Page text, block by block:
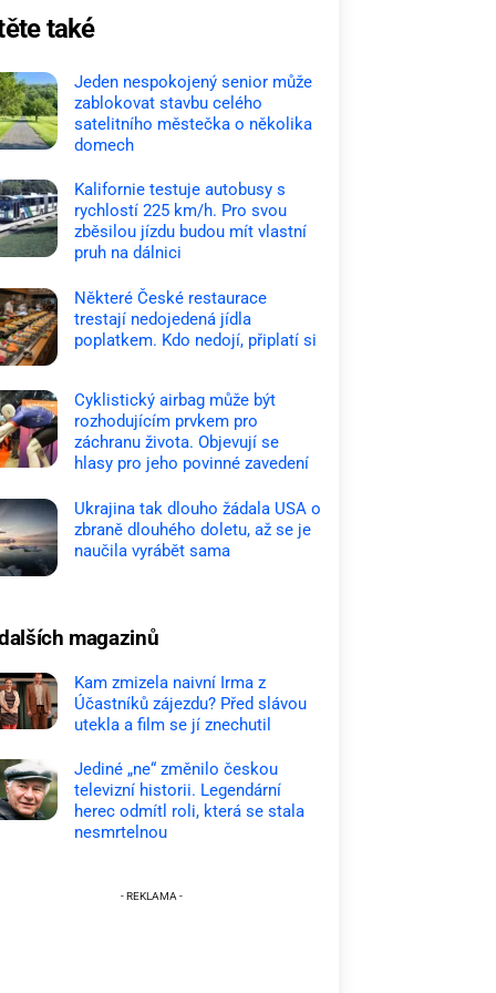
také
Jeden nespokojený senior může
zablokovat stavbu celého
satelitního městečka o několika
domech
Kalifornie testuje autobusy s
rychlostí 225 km/h. Pro svou
zběsilou jízdu budou mít vlastní
pruh na dálnici
Některé České restaurace
trestají nedojedená jídla
poplatkem. Kdo nedojí, připlatí si
Cyklistický airbag může být
rozhodujícím prvkem pro
záchranu života. Objevují se
hlasy pro jeho povinné zavedení
Ukrajina tak dlouho žádala USA o
zbraně dlouhého doletu, až se je
naučila vyrábět sama
magazinů
Kam zmizela naivní Irma z
Účastníků zájezdu? Před slávou
utekla a film se jí znechutil
Jediné „ne“ změnilo českou
televizní historii. Legendární
herec odmítl roli, která se stala
nesmrtelnou